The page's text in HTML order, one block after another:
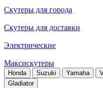
Скутеры для города
Скутеры для доставки
Электрические
Максискутеры
Honda Suzuki Yamaha
Gladiator